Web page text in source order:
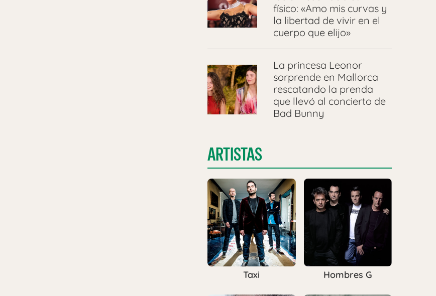
físico: «Amo mis curvas y
la libertad de vivir en el
cuerpo que elijo»
La princesa Leonor
sorprende en Mallorca
rescatando la prenda
que llevó al concierto de
Bad Bunny
ARTISTAS
Taxi Hombres G